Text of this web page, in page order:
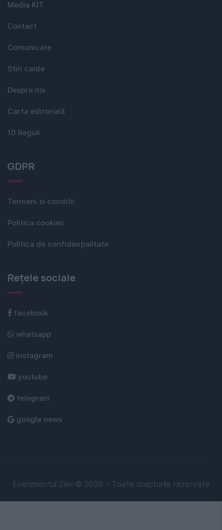
Media KIT
Contact
Comunicate
Stiri calde
Despre noi
Carta editorială
10 Reguli
GDPR
Termeni si conditii
Politica cookies
Politica de confidențialitate
Rețele sociale
facebook
whatsapp
instagram
youtube
telegram
google news
Evenimentul Zilei © 2026 - Toate drepturile rezervate